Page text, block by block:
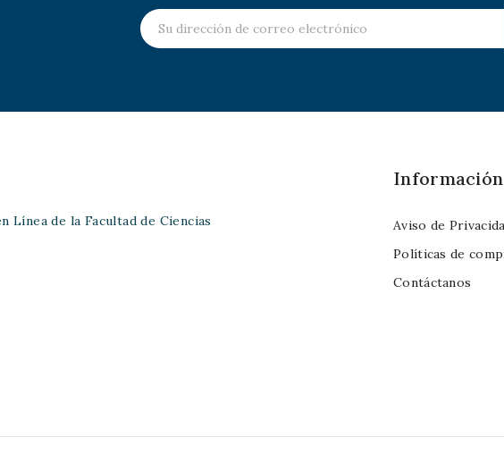
Línea de la Facultad de Ciencias
Información
Aviso de
Políticas de
Contáctanos